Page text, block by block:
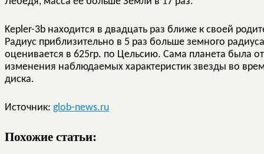
Kepler-3b находится в двадцать раз ближе к своей
Радиус приблизительно в 5 раз больше земного
оценивается в 625гр. по Цельсию. Сама планета была
изменения наблюдаемых характеристик звезды во
диска.
Источник: glob-news.ru
Похожие статьи: